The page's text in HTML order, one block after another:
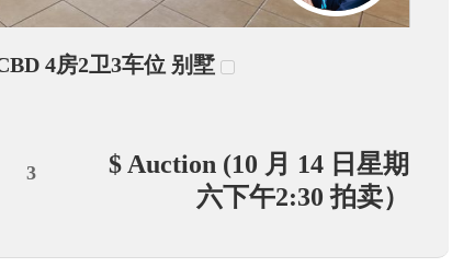
4房2卫3车位 别墅
3
$ Auction (10 月 14 日星期
六下午2:30 拍卖）